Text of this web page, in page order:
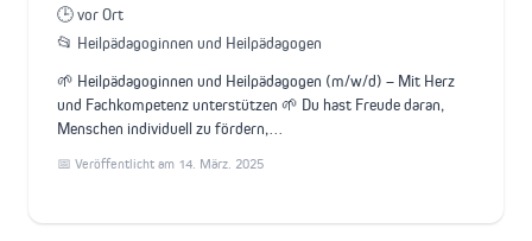
🕒 vor Ort
📂 Heilpädagoginnen und Heilpädagogen
🌱 Heilpädagoginnen und Heilpädagogen (m/w/d) – Mit Herz
und Fachkompetenz unterstützen 🌱 Du hast Freude daran,
Menschen individuell zu fördern,…
📅 Veröffentlicht am 14. März. 2025